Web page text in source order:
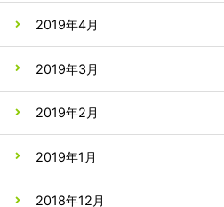
2019年4月
2019年3月
2019年2月
2019年1月
2018年12月